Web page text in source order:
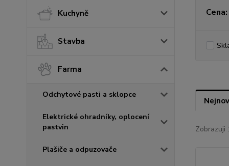
Kuchyně
Stavba
Farma
Odchytové pasti a sklopce
Elektrické ohradníky, oplocení
pastvin
Plašiče a odpuzovače
Cena:
Zobrazuji